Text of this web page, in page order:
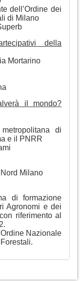
dell’Ordine dei
di Milano
della
Mortarino
il mondo?
di
e il PNRR
Milano
di formazione
Agronomi e dei
riferimento al
Nazionale